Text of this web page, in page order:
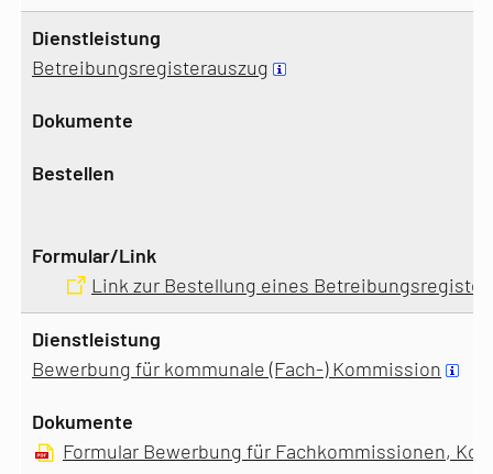
Betreibungsregisterauszug
Link zur Bestellung eines
Bewerbung für kommunale (Fach-) Kommission
Formular Bewerbung für Fachkommissionen,